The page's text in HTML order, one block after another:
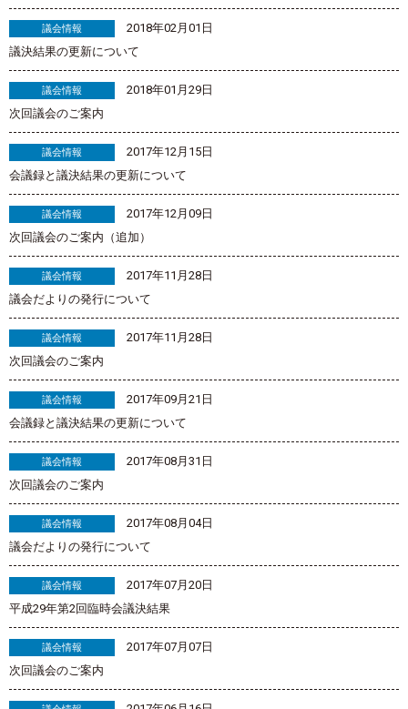
議会情報
2018年02月01日
議決結果の更新について
議会情報
2018年01月29日
次回議会のご案内
議会情報
2017年12月15日
会議録と議決結果の更新について
議会情報
2017年12月09日
次回議会のご案内（追加）
議会情報
2017年11月28日
議会だよりの発行について
議会情報
2017年11月28日
次回議会のご案内
議会情報
2017年09月21日
会議録と議決結果の更新について
議会情報
2017年08月31日
次回議会のご案内
議会情報
2017年08月04日
議会だよりの発行について
議会情報
2017年07月20日
平成29年第2回臨時会議決結果
議会情報
2017年07月07日
次回議会のご案内